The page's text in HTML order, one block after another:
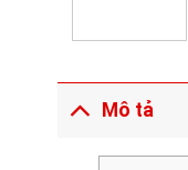
Mô tả